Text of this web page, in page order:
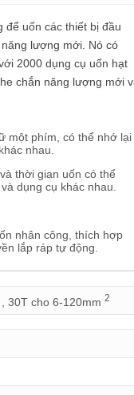
để uốn các thiết bị đầu
lượng mới. Nó có
2000 dụng cụ uốn hạt
chắn năng lượng mới
một phím, có thể nhớ lại
nhau.
thời gian uốn có thể
dụng cụ khác nhau.
nhân công, thích hợp
lắp ráp tự động.
, 30T cho 6-120mm 2